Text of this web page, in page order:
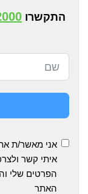
התקשרו
אני מאשר/ת
איתי קשר
הפרטים שלי
האתר